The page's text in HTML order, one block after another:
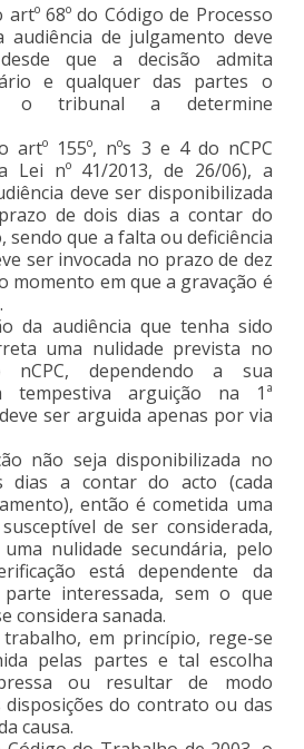
68º do Código de Processo
audiência de julgamento deve
que a decisão admita
e qualquer das partes o
o tribunal a determine
artº 155º, nºs 3 e 4 do nCPC
Lei nº 41/2013, de 26/06), a
deve ser disponibilizada
de dois dias a contar do
sendo que a falta ou deficiência
ser invocada no prazo de dez
momento em que a gravação é
da audiência que tenha sido
uma nulidade prevista no
nCPC, dependendo a sua
tempestiva arguição na 1ª
ser arguida apenas por via
não seja disponibilizada no
dias a contar do acto (cada
então é cometida uma
de ser considerada,
nulidade secundária, pelo
está dependente da
interessada, sem o que
considera sanada.
em princípio, rege-se
pelas partes e tal escolha
ou resultar de modo
disposições do contrato ou das
causa.